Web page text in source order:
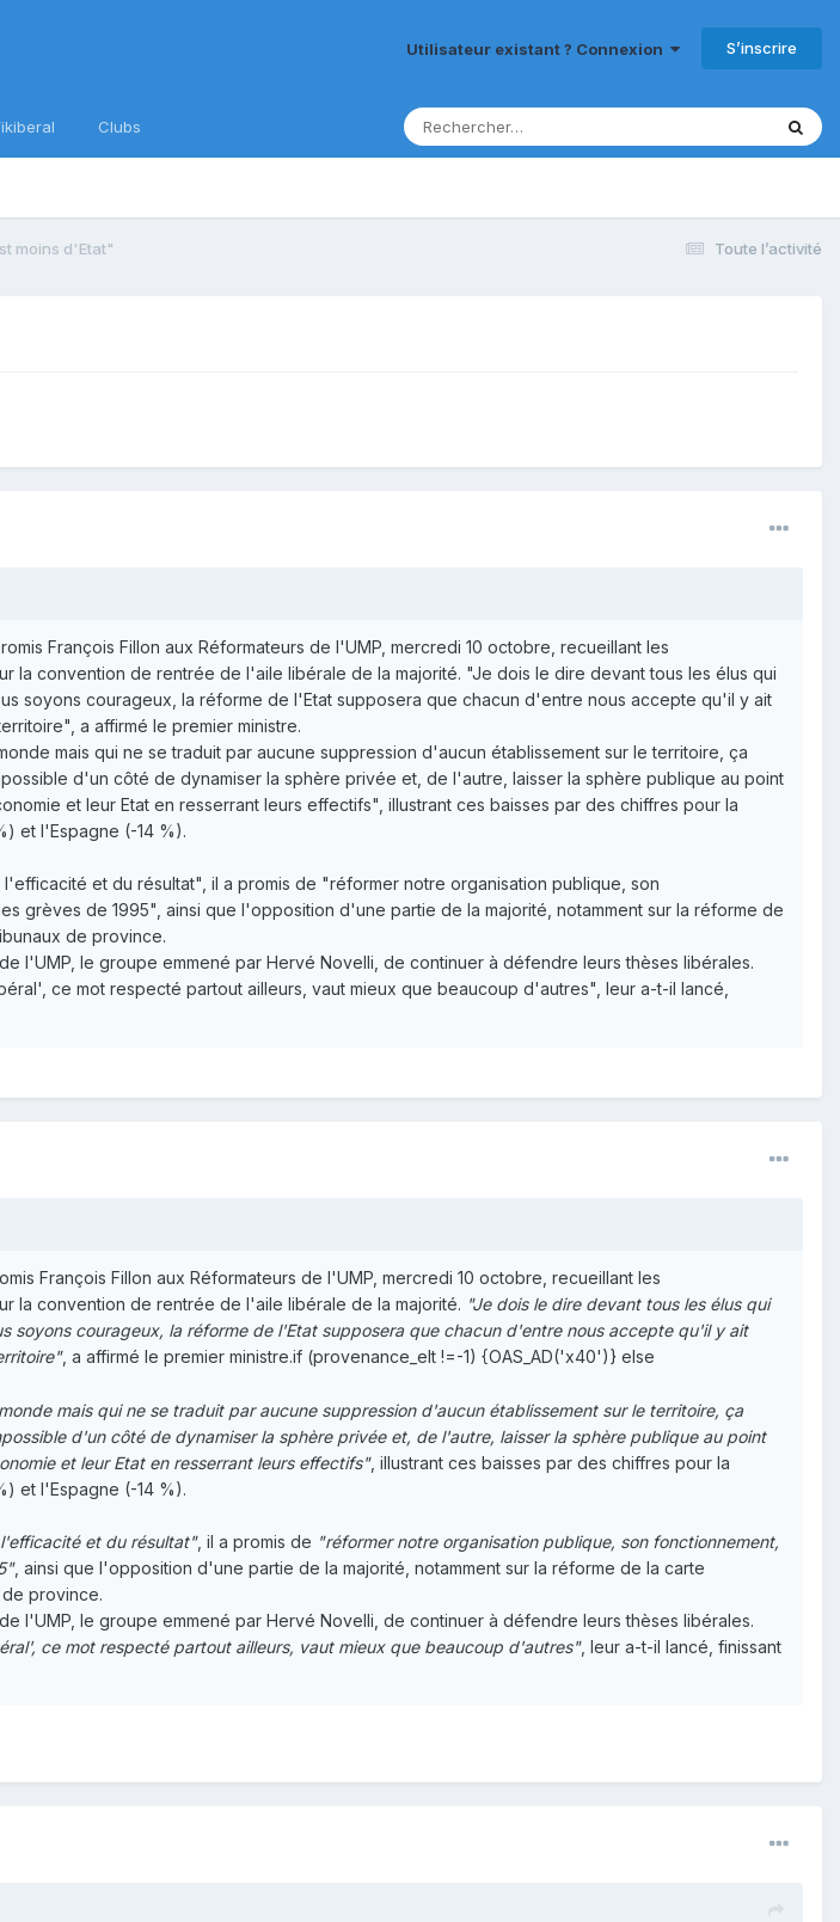
Utilisateur existant ? Connexion S’inscrire
Clubs
Toute l’activité
moins d'Etat"
François Fillon aux Réformateurs de l'UMP, mercredi 10 octobre, recueillant les
la convention de rentrée de l'aile libérale de la majorité. "Je dois le dire devant tous les élus qui
soyons courageux, la réforme de l'Etat supposera que chacun d'entre nous accepte qu'il y ait
a affirmé le premier ministre.
mais qui ne se traduit par aucune suppression d'aucun établissement sur le territoire, ça
d'un côté de dynamiser la sphère privée et, de l'autre, laisser la sphère publique au point
et leur Etat en resserrant leurs effectifs", illustrant ces baisses par des chiffres pour la
et l'Espagne (-14 %).
et du résultat", il a promis de "réformer notre organisation publique, son
grèves de 1995", ainsi que l'opposition d'une partie de la majorité, notamment sur la réforme de
de province.
l'UMP, le groupe emmené par Hervé Novelli, de continuer à défendre leurs thèses libérales.
ce mot respecté partout ailleurs, vaut mieux que beaucoup d'autres", leur a-t-il lancé,
François Fillon aux Réformateurs de l'UMP, mercredi 10 octobre, recueillant les
la convention de rentrée de l'aile libérale de la majorité. "Je dois le dire devant tous les élus qui
soyons courageux, la réforme de l'Etat supposera que chacun d'entre nous accepte qu'il y ait
, a affirmé le premier ministre.if (provenance_elt !=-1) {OAS_AD('x40')} else
mais qui ne se traduit par aucune suppression d'aucun établissement sur le territoire, ça
d'un côté de dynamiser la sphère privée et, de l'autre, laisser la sphère publique au point
et leur Etat en resserrant leurs effectifs", illustrant ces baisses par des chiffres pour la
et l'Espagne (-14 %).
et du résultat", il a promis de "réformer notre organisation publique, son fonctionnement,
, ainsi que l'opposition d'une partie de la majorité, notamment sur la réforme de la carte
province.
l'UMP, le groupe emmené par Hervé Novelli, de continuer à défendre leurs thèses libérales.
ce mot respecté partout ailleurs, vaut mieux que beaucoup d'autres", leur a-t-il lancé, finissant